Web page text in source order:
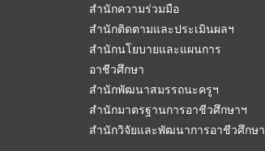
สำนักความร่วมมือ
สำนักติดตามและประเมินผลฯ
สำนักนโยบายและแผนการ
อาชีวศึกษา
สำนักพัฒนาสมรรถนะครูฯ
สำนักมาตรฐานการอาชีวศึกษาฯ
สำนักวิจัยและพัฒนาการอาชีวศึกษา